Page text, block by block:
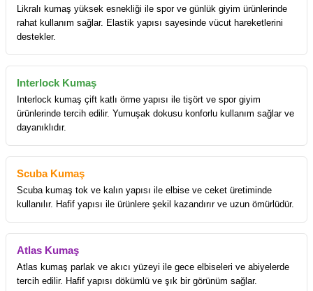
Likralı kumaş yüksek esnekliği ile spor ve günlük giyim ürünlerinde
rahat kullanım sağlar. Elastik yapısı sayesinde vücut hareketlerini
destekler.
Interlock Kumaş
Interlock kumaş çift katlı örme yapısı ile tişört ve spor giyim
ürünlerinde tercih edilir. Yumuşak dokusu konforlu kullanım sağlar ve
dayanıklıdır.
Scuba Kumaş
Scuba kumaş tok ve kalın yapısı ile elbise ve ceket üretiminde
kullanılır. Hafif yapısı ile ürünlere şekil kazandırır ve uzun ömürlüdür.
Atlas Kumaş
Atlas kumaş parlak ve akıcı yüzeyi ile gece elbiseleri ve abiyelerde
tercih edilir. Hafif yapısı dökümlü ve şık bir görünüm sağlar.